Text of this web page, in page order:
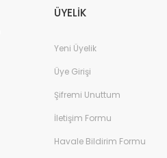
ÜYELİK
Yeni Üyelik
Üye Girişi
Şifremi Unuttum
İletişim Formu
Havale Bildirim Formu